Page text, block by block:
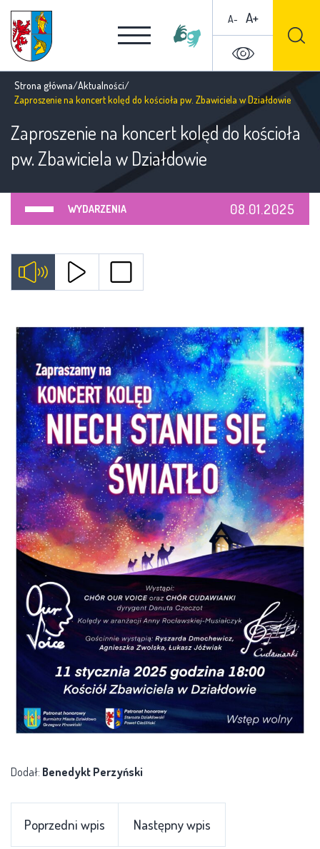
A- A+
Strona główna/Aktualności/
Zaproszenie na koncert kolęd do kościoła pw. Zbawiciela w Działdowie
Zaproszenie na koncert kolęd do kościoła
pw. Zbawiciela w Działdowie
WYDARZENIA 08.01.2025
Dodał: Benedykt Perzyński
Poprzedni wpis Następny wpis